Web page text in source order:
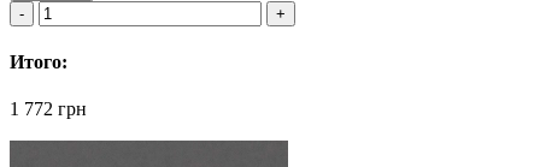
Итого:
1 772 грн